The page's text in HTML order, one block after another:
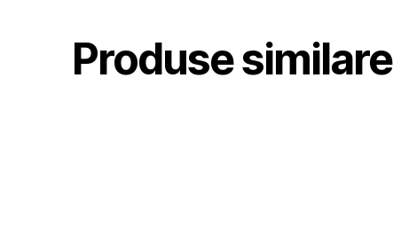
Produse similare